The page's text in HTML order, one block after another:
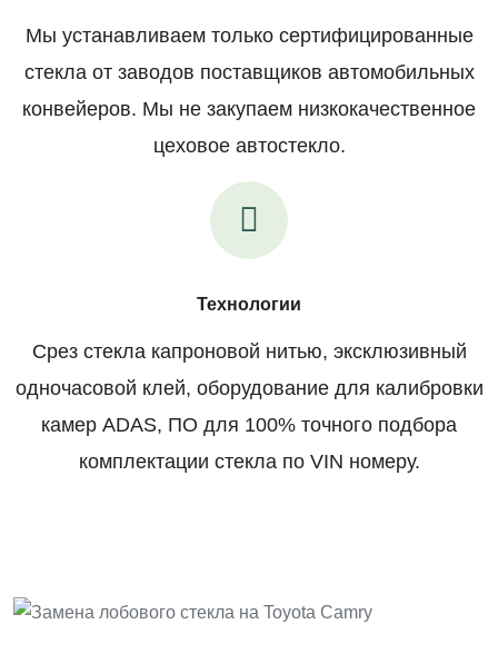
Мы устанавливаем только сертифицированные
стекла от заводов поставщиков автомобильных
конвейеров. Мы не закупаем низкокачественное
цеховое автостекло.
Технологии
Срез стекла капроновой нитью, эксклюзивный
одночасовой клей, оборудование для калибровки
камер ADAS, ПО для 100% точного подбора
комплектации стекла по VIN номеру.